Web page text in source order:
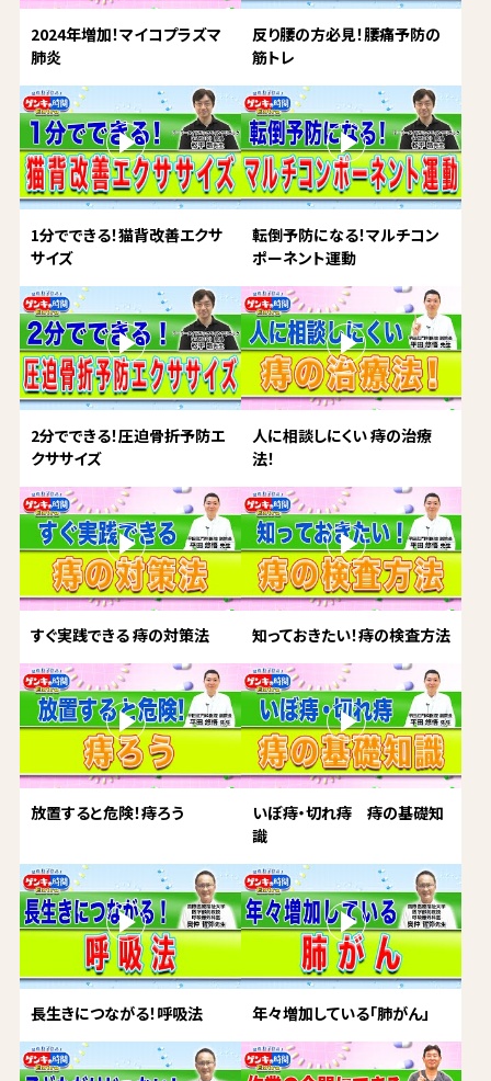
2024年増加！マイコプラズマ
肺炎
反り腰の方必見！腰痛予防の
筋トレ
1分でできる！猫背改善エクサ
サイズ
転倒予防になる！マルチコン
ポーネント運動
2分でできる！圧迫骨折予防エ
クササイズ
人に相談しにくい 痔の治療
法！
すぐ実践できる 痔の対策法 知っておきたい！痔の検査方法
放置すると危険！痔ろう
いぼ痔・切れ痔 痔の基礎知
識
長生きにつながる！呼吸法 年々増加している「肺がん」